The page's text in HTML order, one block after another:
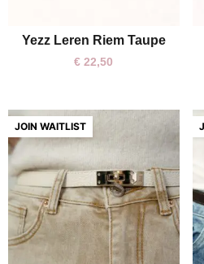
Yezz Leren Riem Taupe
€ 22,50